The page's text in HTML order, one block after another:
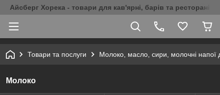
Айсберг Хорека - товари для кав'ярні, барів та ресторанів
Товари та послуги Молоко, масло, сири, молочні напої
Молоко